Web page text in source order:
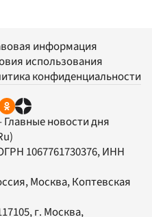
информация
использования
конфиденциальности
Главные новости дня
1067761730376, ИНН
Москва, Коптевская
, г. Москва,